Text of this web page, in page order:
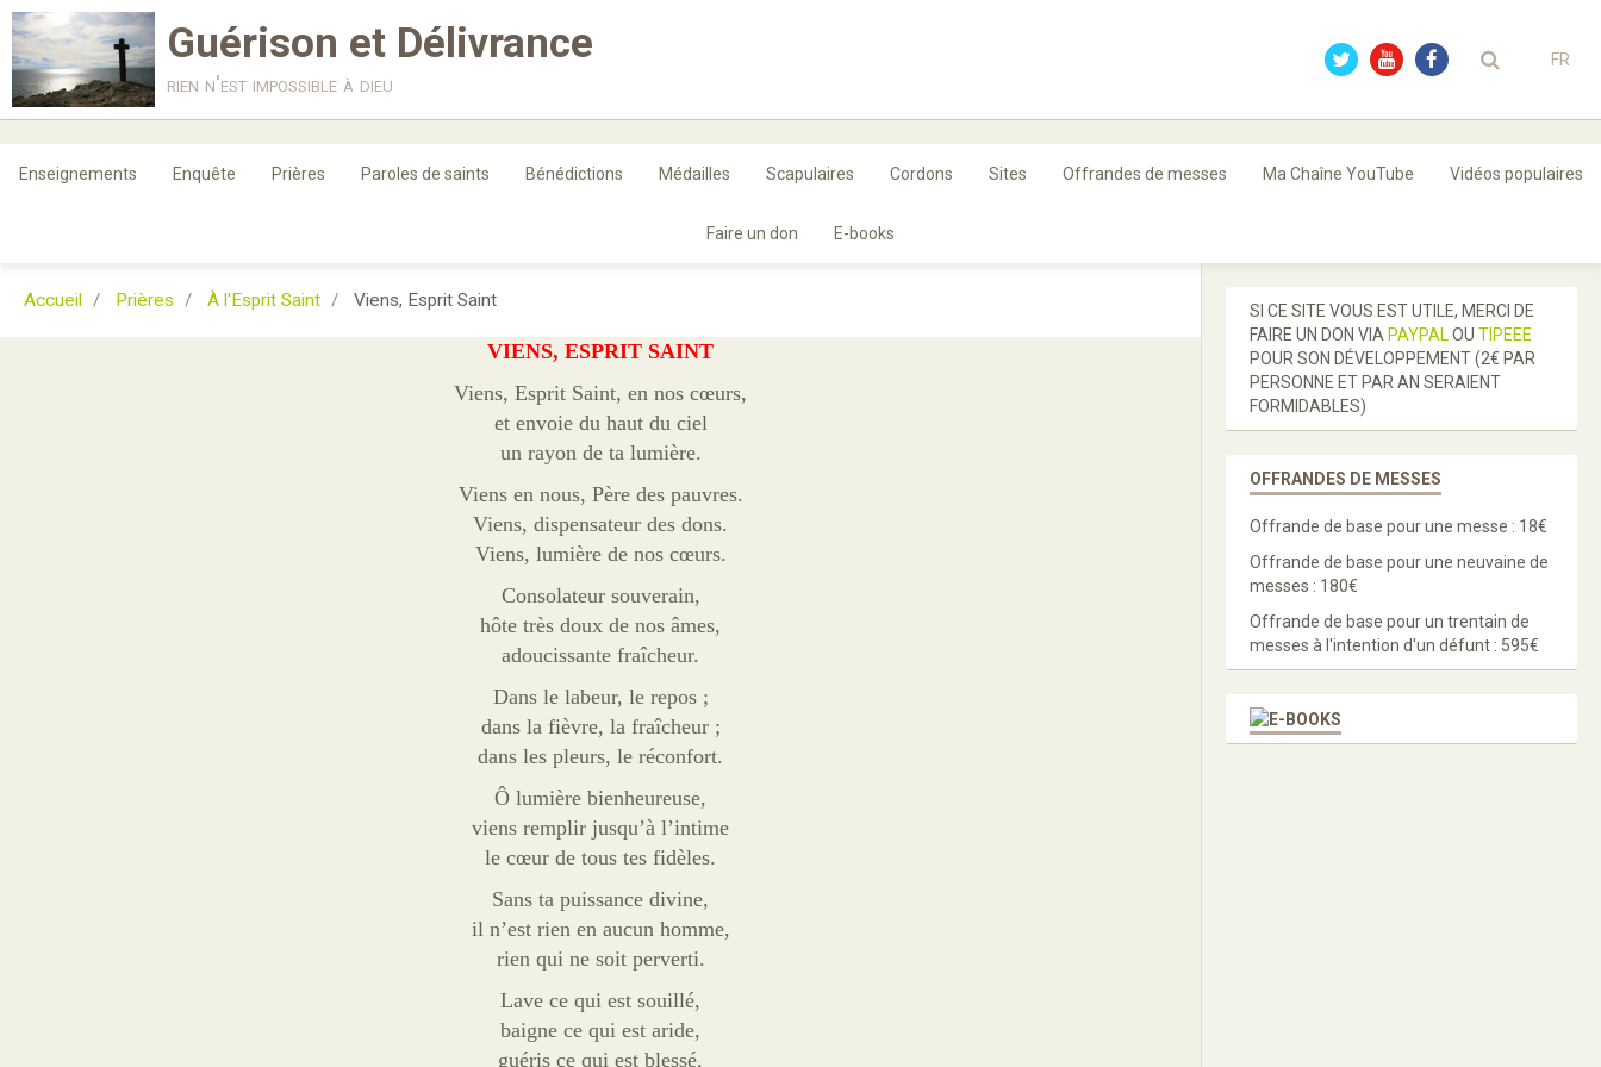
Guérison et Délivrance
rien n'est impossible à dieu
FR
Enseignements Enquête Prières Paroles de saints Bénédictions Médailles Scapulaires Cordons Sites Offrandes de messes Ma Chaîne YouTube Vidéos populaires
Faire un don E-books
Accueil Prières À l'Esprit Saint Viens, Esprit Saint
VIENS, ESPRIT SAINT
Viens, Esprit Saint, en nos cœurs,
et envoie du haut du ciel
un rayon de ta lumière.
Viens en nous, Père des pauvres.
Viens, dispensateur des dons.
Viens, lumière de nos cœurs.
Consolateur souverain,
hôte très doux de nos âmes,
adoucissante fraîcheur.
Dans le labeur, le repos ;
dans la fièvre, la fraîcheur ;
dans les pleurs, le réconfort.
Ô lumière bienheureuse,
viens remplir jusqu’à l’intime
le cœur de tous tes fidèles.
Sans ta puissance divine,
il n’est rien en aucun homme,
rien qui ne soit perverti.
Lave ce qui est souillé,
baigne ce qui est aride,
guéris ce qui est blessé.
SI CE SITE VOUS EST UTILE, MERCI DE
FAIRE UN DON VIA PAYPAL OU TIPEEE
POUR SON DÉVELOPPEMENT (2€ PAR
PERSONNE ET PAR AN SERAIENT
FORMIDABLES)
OFFRANDES DE MESSES
Offrande de base pour une messe : 18€
Offrande de base pour une neuvaine de
messes : 180€
Offrande de base pour un trentain de
messes à l'intention d'un défunt : 595€